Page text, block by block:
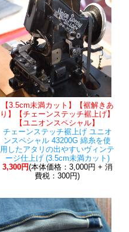
【3.5cm未満カット】【裾解きあ
り】【チェーンステッチ裾上げ】
【ユニオンスペシャル】
チェーンステッチ裾上げ ユニオ
ンスペシャル 43200G 綿糸を使
用したアタリの出やすいヴィンテ
ージ仕上げ (3.5cm未満カット)
3,300円(本体価格：3,000円 + 消
費税：300円)